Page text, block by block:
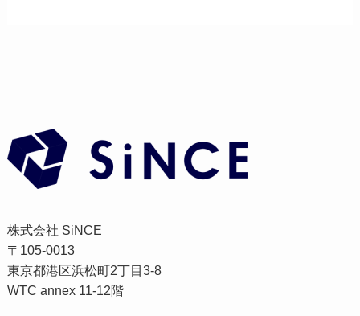
株式会社 SiNCE
〒105-0013
東京都港区浜松町2丁目3-8
WTC annex 11-12階